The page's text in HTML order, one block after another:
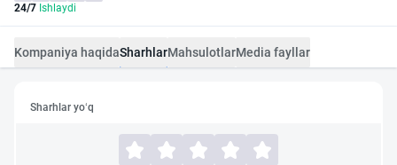
24/7 Ishlaydi
Kompaniya haqidaSharhlarMahsulotlarMedia fayllar
Sharhlar yo‘q